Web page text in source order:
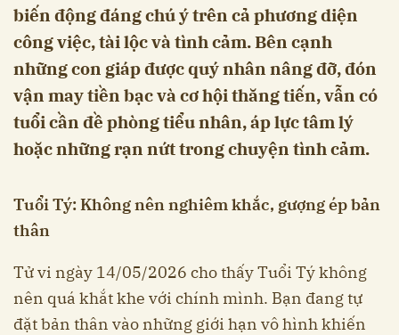
biến động đáng chú ý trên cả phương diện
công việc, tài lộc và tình cảm. Bên cạnh
những con giáp được quý nhân nâng đỡ, đón
vận may tiền bạc và cơ hội thăng tiến, vẫn có
tuổi cần đề phòng tiểu nhân, áp lực tâm lý
hoặc những rạn nứt trong chuyện tình cảm.
Tuổi Tý: Không nên nghiêm khắc, gượng ép bản
thân
Tử vi ngày 14/05/2026 cho thấy Tuổi Tý không
nên quá khắt khe với chính mình. Bạn đang tự
đặt bản thân vào những giới hạn vô hình khiến